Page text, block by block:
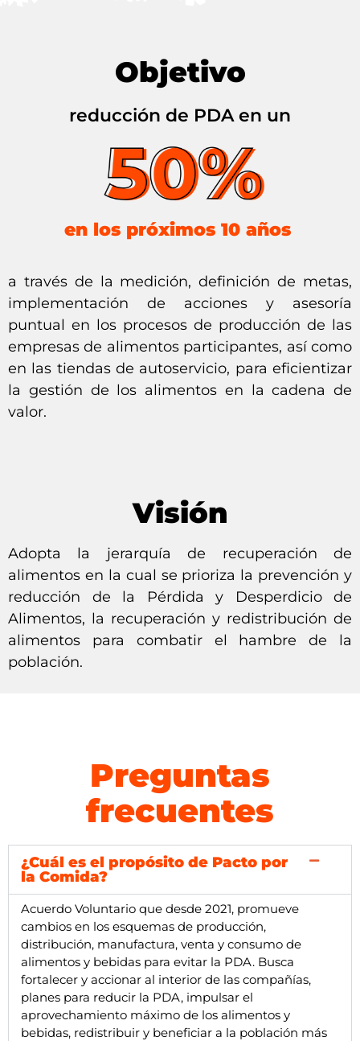
Objetivo
reducción de PDA en un
en los próximos 10 años
a través de la medición, definición de metas,
implementación de acciones y asesoría
puntual en los procesos de producción de las
empresas de alimentos participantes, así como
en las tiendas de autoservicio, para eficientizar
la gestión de los alimentos en la cadena de
valor.
Visión
Adopta la jerarquía de recuperación de
alimentos en la cual se prioriza la prevención y
reducción de la Pérdida y Desperdicio de
Alimentos, la recuperación y redistribución de
alimentos para combatir el hambre de la
población.
Preguntas
frecuentes
¿Cuál es el propósito de Pacto por
la Comida?
Acuerdo Voluntario que desde 2021, promueve
cambios en los esquemas de producción,
distribución, manufactura, venta y consumo de
alimentos y bebidas para evitar la PDA. Busca
fortalecer y accionar al interior de las compañías,
planes para reducir la PDA, impulsar el
aprovechamiento máximo de los alimentos y
bebidas, redistribuir y beneficiar a la población más